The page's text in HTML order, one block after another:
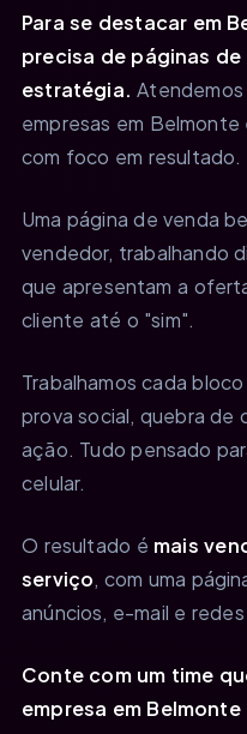
Para se destacar em
precisa de páginas
estratégia.
empresas em Belmonte
com foco em resultado.
Uma página de venda
vendedor, trabalhando
que apresentam a
cliente até o "sim".
Trabalhamos cada
prova social, quebra de
ação. Tudo pensado
celular.
O resultado é mais
serviço, com uma
anúncios, e-mail e redes
Conte com um time
empresa em